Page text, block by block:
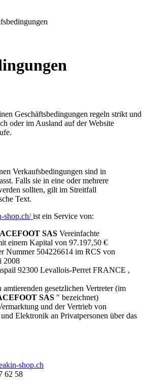
Geschäftsbedingungen regeln strikt und
oder im Ausland auf der Website
Verkaufsbedingungen sind in
Falls sie in eine oder mehrere
sollten, gilt im Streitfall
Text.
shop.ch/ist ein Service von:
SAS Vereinfachte
einem Kapital von 97.197,50 €
Nummer 504226614 im RCS von
2008
92300 Levallois-Perret FRANCE ,
gesetzlichen Vertreter (im
SAS " bezeichnet)
und der Vertrieb von
Elektronik an Privatpersonen über das
shop.ch
62 58